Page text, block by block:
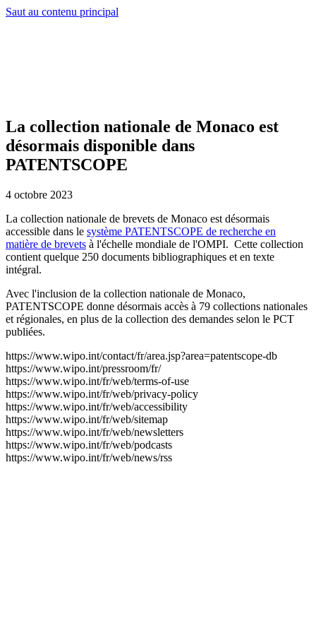
Saut au contenu principal
La collection nationale de Monaco est
désormais disponible dans
PATENTSCOPE
4 octobre 2023
La collection nationale de brevets de Monaco est désormais
accessible dans le système PATENTSCOPE de recherche en
matière de brevets à l'échelle mondiale de l'OMPI. Cette collection
contient quelque 250 documents bibliographiques et en texte
intégral.
Avec l'inclusion de la collection nationale de Monaco,
PATENTSCOPE donne désormais accès à 79 collections nationales
et régionales, en plus de la collection des demandes selon le PCT
publiées.
https://www.wipo.int/contact/fr/area.jsp?area=patentscope-db
https://www.wipo.int/pressroom/fr/
https://www.wipo.int/fr/web/terms-of-use
https://www.wipo.int/fr/web/privacy-policy
https://www.wipo.int/fr/web/accessibility
https://www.wipo.int/fr/web/sitemap
https://www.wipo.int/fr/web/newsletters
https://www.wipo.int/fr/web/podcasts
https://www.wipo.int/fr/web/news/rss